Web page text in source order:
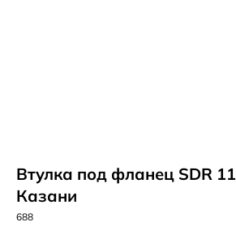
Втулка под фланец SDR
Казани
688